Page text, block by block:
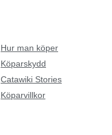
Hur man köper
Köparskydd
Catawiki Stories
Köparvillkor